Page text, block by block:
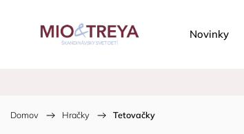
Novinky
Domov / Hračky / Tetovačky